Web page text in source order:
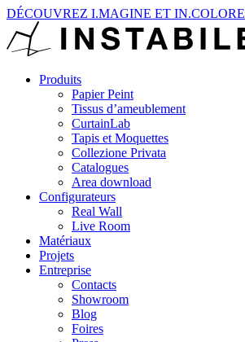
DÉCOUVREZ I.MAGINE ET IN.COLORE
Produits
Papier Peint
Tissus d’ameublement
CurtainLab
Tapis et Moquettes
Collezione Privata
Catalogues
Area download
Configurateurs
Real Wall
Live Room
Matériaux
Projets
Entreprise
Contacts
Showroom
Blog
Foires